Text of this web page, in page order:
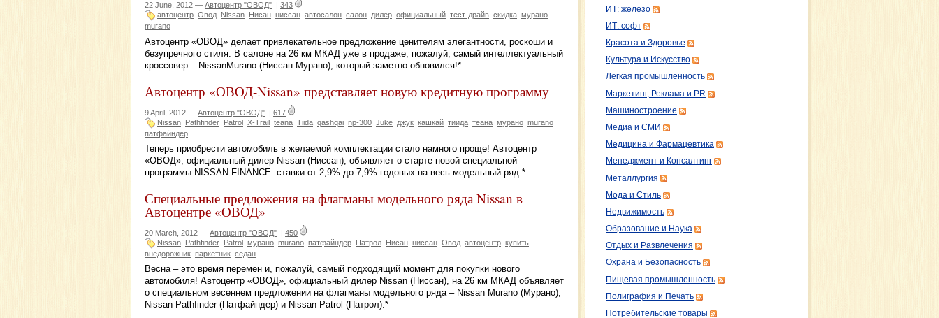
22 June, 2012 — Автоцентр "ОВОД"
343
автоцентр Овод Nissan Нисан ниссан автосалон салон дилер официальный тест-драйв скидка мурано
murano
Автоцентр «ОВОД» делает привлекательное предложение ценителям элегантности, роскоши и
безупречного стиля. В салоне на 26 км МКАД уже в продаже, пожалуй, самый интеллектуальный
кроссовер – NissanMurano (Ниссан Мурано), который заметно обновился!*
Автоцентр «ОВОД-Nissan» представляет новую кредитную программу
9 April, 2012 — Автоцентр "ОВОД" | 617
Nissan Pathfinder Patrol X-Trail teana Tiida qashqai np-300 Juke джук кашкай тиида теана мурано murano
патфайндер
Теперь приобрести автомобиль в желаемой комплектации стало намного проще! Автоцентр
«ОВОД», официальный дилер Nissan (Ниссан), объявляет о старте новой специальной
программы NISSAN FINANCE: ставки от 2,9% до 7,9% годовых на весь модельный ряд.*
Специальные предложения на флагманы модельного ряда Nissan в
Автоцентре «ОВОД»
20 March, 2012 — Автоцентр "ОВОД" | 450
Nissan Pathfinder Patrol мурано murano патфайндер Патрол Нисан ниссан Овод автоцентр купить
внедорожник паркетник седан
Весна – это время перемен и, пожалуй, самый подходящий момент для покупки нового
автомобиля! Автоцентр «ОВОД», официальный дилер Nissan (Ниссан), на 26 км МКАД объявляет
о специальном весеннем предложении на флагманы модельного ряда – Nissan Murano (Мурано),
Nissan Pathfinder (Патфайндер) и Nissan Patrol (Патрол).*
ИТ: железо
ИТ: софт
Красота и Здоровье
Культура и Искусство
Легкая промышленность
Маркетинг, Реклама и PR
Машиностроение
Медиа и СМИ
Медицина и Фармацевтика
Менеджмент и Консалтинг
Металлургия
Мода и Стиль
Недвижимость
Образование и Наука
Отдых и Развлечения
Охрана и Безопасность
Пищевая промышленность
Полиграфия и Печать
Потребительские товары